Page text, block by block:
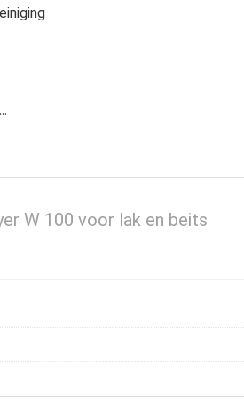
W 100 voor lak en beits